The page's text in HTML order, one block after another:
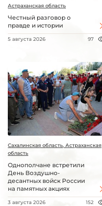
Астраханская область
Честный разговор о
правде и истории
5 августа 2026 97
Сахалинская область, Астраханская
область
Однополчане встретили
День Воздушно-
десантных войск России
на памятных акциях
3 августа 2026 152